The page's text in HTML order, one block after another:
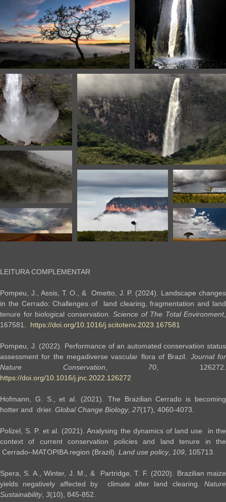
LEITURA COMPLEMENTAR
Pompeu, J., Assis, T. O., & Ometto, J. P. (2024). Landscape changes
in the Cerrado: Challenges of land clearing, fragmentation and land
tenure for biological conservation. Science of The Total Environment,
167581. https://doi.org/10.1016/j.scitotenv.2023.167581
Pompeu, J. (2022). Performance of an automated conservation status
assessment for the megadiverse vascular flora of Brazil. Journal for
Nature Conservation
70 , 126272.
https://doi.org/10.1016/j.jnc.2022.126272
Hofmann, G. S., et al. (2021). The Brazilian Cerrado is becoming
hotter and drier. Global Change Biology, 27(17), 4060-4073.
Polizel, S. P. et al. (2021). Analysing the dynamics of land use in the
context of current conservation policies and land tenure in the
Cerrado–MATOPIBA region (Brazil). Land use policy, 109 , 105713.
Spera, S. A., Winter, J. M., & Partridge, T. F. (2020). Brazilian maize
yields negatively affected by climate after land clearing. Nature
Sustainability, 3(10), 845-852.